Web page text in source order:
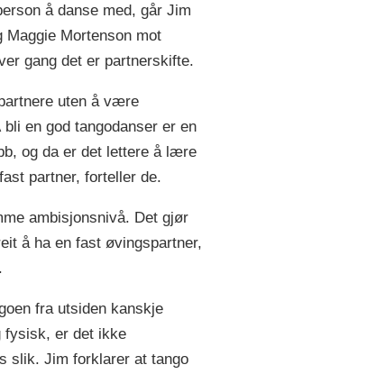
å danse med, går Jim
Maggie Mortenson mot
gang det er partnerskifte.
uten å være
en god tangodanser er en
og da er det lettere å lære
partner, forteller de.
ambisjonsnivå. Det gjør
å ha en fast øvingspartner,
fra utsiden kanskje
fysisk, er det ikke
slik. Jim forklarer at tango